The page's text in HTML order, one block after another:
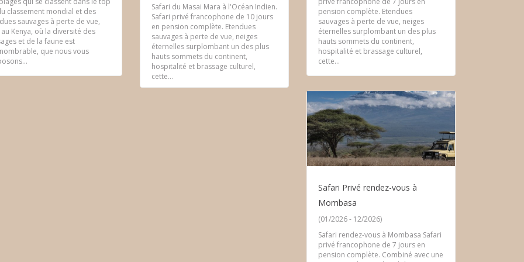
classement mondial et des
sauvages à perte de vue,
au Kenya, où la diversité des
et de la faune est
que nous vous
Safari du Masai Mara à l'Océan Indien.
Safari privé francophone de 10 jours
en pension complète. Etendues
sauvages à perte de vue, neiges
éternelles surplombant un des plus
hauts sommets du continent,
hospitalité et brassage culturel,
cette...
pension complète. Etendues
sauvages à perte de vue, neiges
éternelles surplombant un des plus
hauts sommets du continent,
hospitalité et brassage culturel,
cette...
Safari Privé rendez-vous à
Mombasa
(01/2026 - 12/2026)
Safari rendez-vous à Mombasa Safari
privé francophone de 7 jours en
pension complète. Combiné avec une